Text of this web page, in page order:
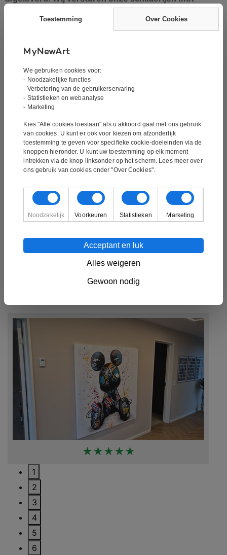
GLS. Het schilderij wordt binnen 2-4 werkdagen
geleverd. Alle schilderijen worden met track en trace
Het schilderij is een handgeschilderd olieverfschilderij.
Het is geen print of iets dergelijks, maar is met de hand
geschilderd. Olieverfschilderij is de klassieke vorm van
schilderen. Olieverfschilderijen kenmerken zich door hun
goede kleurdiepte.
Het schilderij is gespannen over een frame van ~3,5 cm
dik en kan direct aan de muur worden gehangen.
Wilt u dit schilderij in een andere maat? Wij kunnen al
weten, neem dan contact met ons op via
★★★★★
1
2
3
4
5
6
Toestemming Over Cookies
MyNewArt
We gebruiken cookies voor:
- Noodzakelijke functies
- Verbetering van de gebruikerservaring
- Statistieken en webanalyse
- Marketing
Kies "Alle cookies toestaan" als u akkoord gaat met ons gebruik
van cookies. U kunt er ook voor kiezen om afzonderlijk
toestemming te geven voor specifieke cookie-doeleinden via de
knoppen hieronder. U kunt uw toestemming op elk moment
intrekken via de knop linksonder op het scherm. Lees meer over
ons gebruik van cookies onder "Over Cookies".
Noodzakelijk Voorkeuren Statistieken Marketing
Alles weigeren
Gewoon nodig
Acceptant en luk